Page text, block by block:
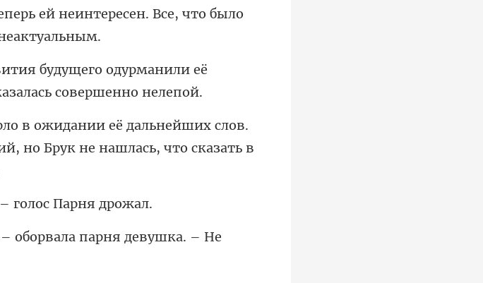
ей неинтересен. В
ущего одурманили её
ейших слов.
но Брук н
г
оборвала парня дев